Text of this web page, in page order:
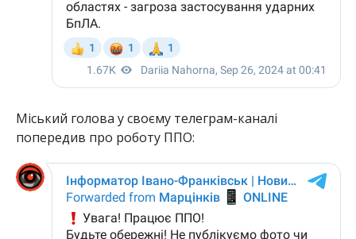
Міський голова у своєму телеграм-каналі
попередив про роботу ППО: